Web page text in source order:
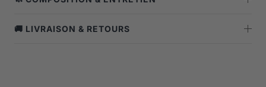
🚚 LIVRAISON & RETOURS